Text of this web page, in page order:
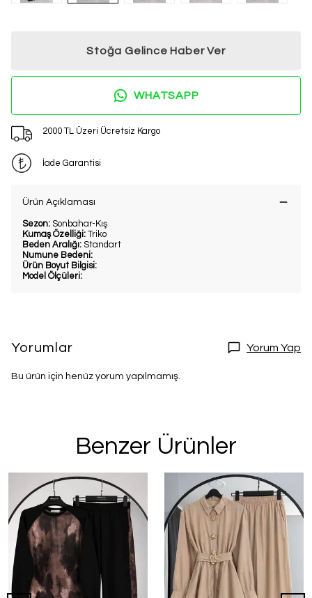
Stoğa Gelince Haber Ver
WHATSAPP
2000 TL Üzeri Ücretsiz Kargo
İade Garantisi
Ürün Açıklaması
Sezon: Sonbahar-Kış
Kumaş Özelliği: Triko
Beden Aralığı: Standart
Numune Bedeni:
Ürün Boyut Bilgisi:
Model Ölçüleri:
Yorumlar Yorum Yap
Bu ürün için henüz yorum yapılmamış.
Benzer Ürünler